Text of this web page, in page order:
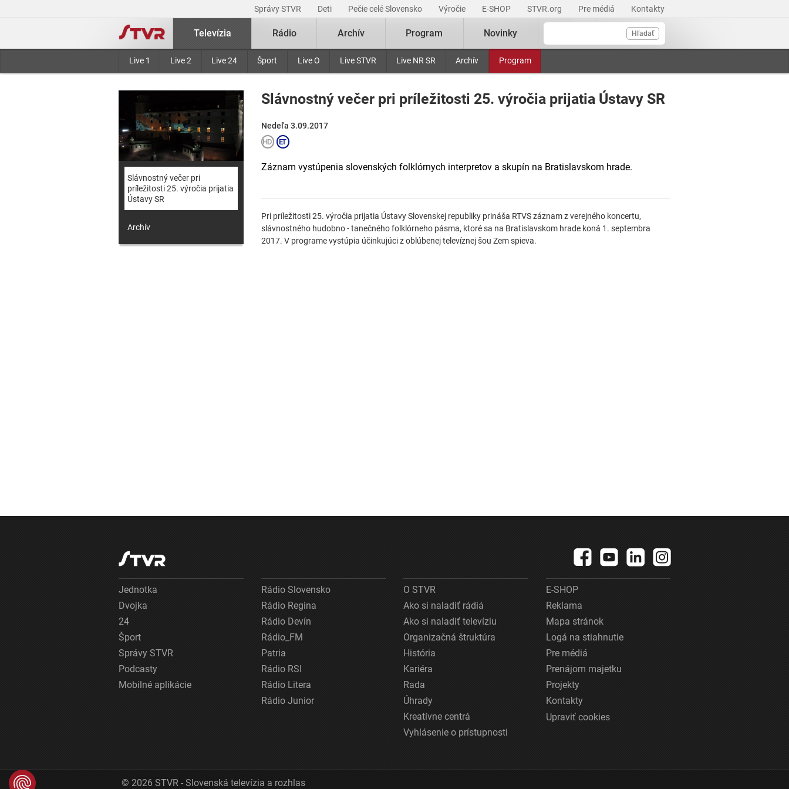
Správy STVR Deti Pečie celé Slovensko Výročie E-SHOP STVR.org Pre médiá Kontakty
Hľadať
Televízia
Live 1 Live 2 Live 24 Šport Live O Live STVR Live NR SR Archív Program
Rádio Archív Program Novinky
Slávnostný večer pri
príležitosti 25. výročia prijatia
Ústavy SR
Archív
Slávnostný večer pri príležitosti 25. výročia prijatia Ústavy SR
Nedeľa 3.09.2017
Záznam vystúpenia slovenských folklórnych interpretov a skupín na Bratislavskom hrade.
Pri príležitosti 25. výročia prijatia Ústavy Slovenskej republiky prináša RTVS záznam z verejného koncertu,
slávnostného hudobno - tanečného folklórneho pásma, ktoré sa na Bratislavskom hrade koná 1. septembra
2017. V programe vystúpia účinkujúci z oblúbenej televíznej šou Zem spieva.
Jednotka
Dvojka
24
Šport
Správy STVR
Podcasty
Mobilné aplikácie
Rádio Slovensko
Rádio Regina
Rádio Devín
Rádio_FM
Patria
Rádio RSI
Rádio Litera
Rádio Junior
O STVR
Ako si naladiť rádiá
Ako si naladiť televíziu
Organizačná štruktúra
História
Kariéra
Rada
Úhrady
Kreatívne centrá
Vyhlásenie o prístupnosti
E-SHOP
Reklama
Mapa stránok
Logá na stiahnutie
Pre médiá
Prenájom majetku
Projekty
Kontakty
Upraviť cookies
© 2026 STVR - Slovenská televízia a rozhlas